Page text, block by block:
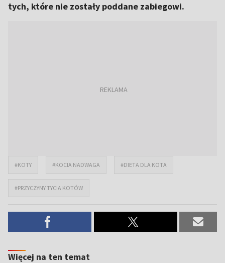
tych, które nie zostały poddane zabiegowi.
#KOTY #KOCIA NADWAGA #DIETA DLA KOTA
#PRZYCZYNY TYCIA KOTÓW
Więcej na ten temat